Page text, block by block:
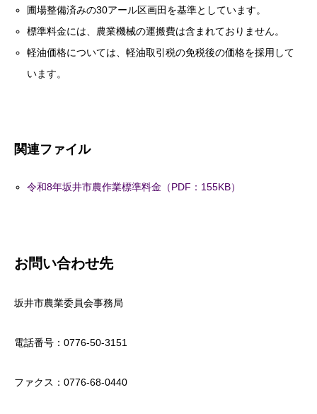
圃場整備済みの30アール区画田を基準としています。
標準料金には、農業機械の運搬費は含まれておりません。
軽油価格については、軽油取引税の免税後の価格を採用して
います。
関連ファイル
令和8年坂井市農作業標準料金（PDF：155KB）
お問い合わせ先
坂井市農業委員会事務局
電話番号：0776-50-3151
ファクス：0776-68-0440